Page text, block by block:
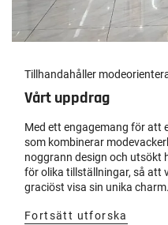
Tillhandahåller
Vårt uppdrag
Med ett engagemang för att
som kombinerar
noggrann design och utsökt
för olika tillställningar, så att
graciöst visa sin unika charm.
Fortsätt utforska